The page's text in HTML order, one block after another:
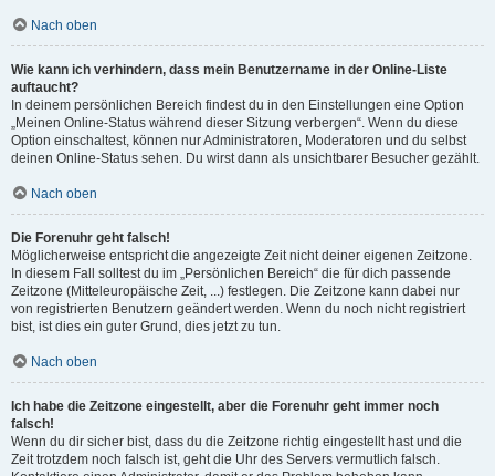
Nach oben
Wie kann ich verhindern, dass mein Benutzername in der Online-Liste
auftaucht?
In deinem persönlichen Bereich findest du in den Einstellungen eine Option
„Meinen Online-Status während dieser Sitzung verbergen“. Wenn du diese
Option einschaltest, können nur Administratoren, Moderatoren und du selbst
deinen Online-Status sehen. Du wirst dann als unsichtbarer Besucher gezählt.
Nach oben
Die Forenuhr geht falsch!
Möglicherweise entspricht die angezeigte Zeit nicht deiner eigenen Zeitzone.
In diesem Fall solltest du im „Persönlichen Bereich“ die für dich passende
Zeitzone (Mitteleuropäische Zeit, ...) festlegen. Die Zeitzone kann dabei nur
von registrierten Benutzern geändert werden. Wenn du noch nicht registriert
bist, ist dies ein guter Grund, dies jetzt zu tun.
Nach oben
Ich habe die Zeitzone eingestellt, aber die Forenuhr geht immer noch
falsch!
Wenn du dir sicher bist, dass du die Zeitzone richtig eingestellt hast und die
Zeit trotzdem noch falsch ist, geht die Uhr des Servers vermutlich falsch.